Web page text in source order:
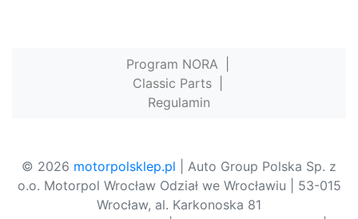
Program NORA
Classic Parts
Regulamin
© 2026 motorpolsklep.pl | Auto Group Polska Sp. z
o.o. Motorpol Wrocław Odział we Wrocławiu | 53-015
Wrocław, al. Karkonoska 81